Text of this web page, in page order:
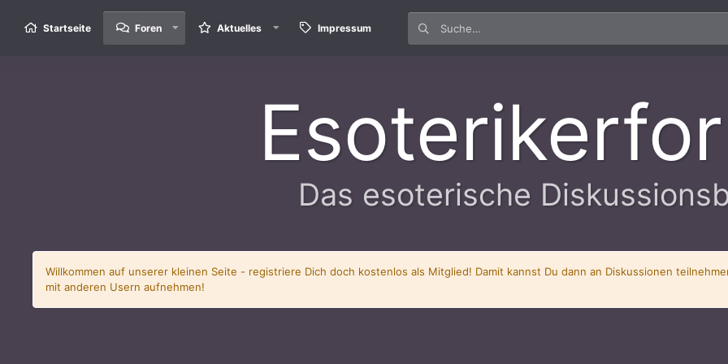
Startseite Foren Aktuelles Impressum
Das esoterische
Willkommen auf unserer kleinen Seite - registriere Dich doch kostenlos als Mitglied! Damit kannst Du dann an Diskussionen
mit anderen Usern aufnehmen!